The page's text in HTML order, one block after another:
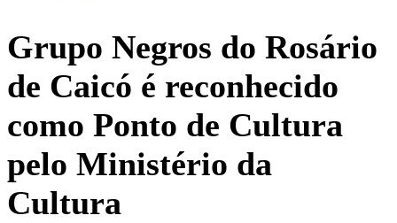
Grupo Negros do Rosário
de Caicó é reconhecido
como Ponto de Cultura
pelo Ministério da
Cultura